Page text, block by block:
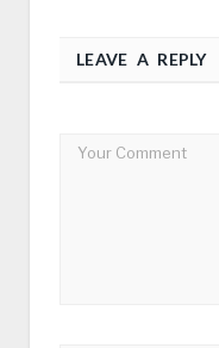
LEAVE A REPLY